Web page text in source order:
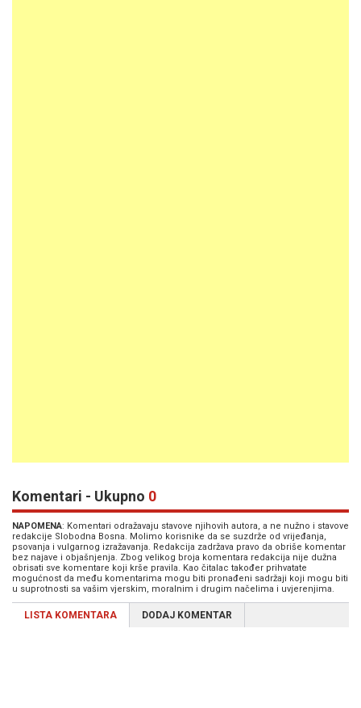
Komentari - Ukupno 0
NAPOMENA: Komentari odražavaju stavove njihovih autora, a ne nužno i stavove
redakcije Slobodna Bosna. Molimo korisnike da se suzdrže od vrijeđanja,
psovanja i vulgarnog izražavanja. Redakcija zadržava pravo da obriše komentar
bez najave i objašnjenja. Zbog velikog broja komentara redakcija nije dužna
obrisati sve komentare koji krše pravila. Kao čitalac također prihvatate
mogućnost da među komentarima mogu biti pronađeni sadržaji koji mogu biti
u suprotnosti sa vašim vjerskim, moralnim i drugim načelima i uvjerenjima.
LISTA KOMENTARA DODAJ KOMENTAR